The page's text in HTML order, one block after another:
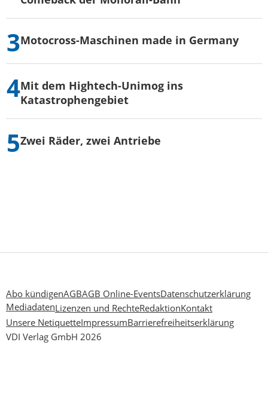
Motocross-Maschinen made in Germany
Mit dem Hightech-Unimog ins
Katastrophengebiet
Zwei Räder, zwei Antriebe
Abo kündigenAGBAGB Online-EventsDatenschutzerklärung
MediadatenLizenzen und RechteRedaktionKontakt
Unsere NetiquetteImpressumBarrierefreiheitserklärung
VDI Verlag GmbH 2026